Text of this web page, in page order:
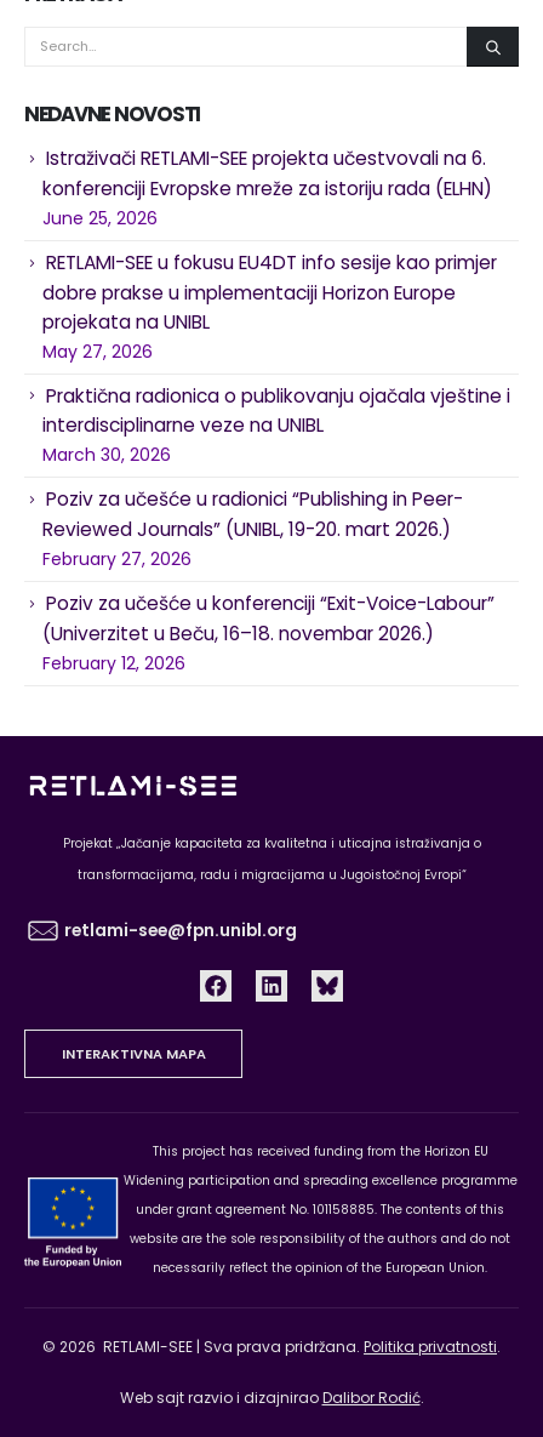
NEDAVNE NOVOSTI
Istraživači RETLAMI-SEE projekta učestvovali na 6.
konferenciji Evropske mreže za istoriju rada (ELHN)
June 25, 2026
RETLAMI-SEE u fokusu EU4DT info sesije kao primjer
dobre prakse u implementaciji Horizon Europe
projekata na UNIBL
May 27, 2026
Praktična radionica o publikovanju ojačala vještine i
interdisciplinarne veze na UNIBL
March 30, 2026
Poziv za učešće u radionici “Publishing in Peer-
Reviewed Journals” (UNIBL, 19-20. mart 2026.)
February 27, 2026
Poziv za učešće u konferenciji “Exit-Voice-Labour”
(Univerzitet u Beču, 16–18. novembar 2026.)
February 12, 2026
Projekat „Jačanje kapaciteta za kvalitetna i uticajna istraživanja o
transformacijama, radu i migracijama u Jugoistočnoj Evropi“
retlami-see@fpn.unibl.org
INTERAKTIVNA MAPA
This project has received funding from the Horizon EU
Widening participation and spreading excellence programme
under grant agreement No. 101158885. The contents of this
website are the sole responsibility of the authors and do not
necessarily reflect the opinion of the European Union.
© 2026 RETLAMI-SEE | Sva prava pridržana. Politika privatnosti.
Web sajt razvio i dizajniraoDalibor Rodić.